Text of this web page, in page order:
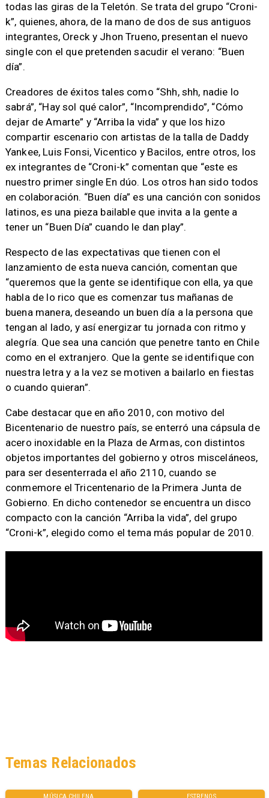
todas las giras de la Teletón. Se trata del grupo “Croni-
k”, quienes, ahora, de la mano de dos de sus antiguos
integrantes, Oreck y Jhon Trueno, presentan el nuevo
single con el que pretenden sacudir el verano: “Buen
día”.
Creadores de éxitos tales como “Shh, shh, nadie lo
sabrá”, “Hay sol qué calor”, “Incomprendido”, “Cómo
dejar de Amarte” y “Arriba la vida” y que los hizo
compartir escenario con artistas de la talla de Daddy
Yankee, Luis Fonsi, Vicentico y Bacilos, entre otros, los
ex integrantes de “Croni-k” comentan que “este es
nuestro primer single En dúo. Los otros han sido todos
en colaboración. “Buen día” es una canción con sonidos
latinos, es una pieza bailable que invita a la gente a
tener un “Buen Día” cuando le dan play”.
Respecto de las expectativas que tienen con el
lanzamiento de esta nueva canción, comentan que
“queremos que la gente se identifique con ella, ya que
habla de lo rico que es comenzar tus mañanas de
buena manera, deseando un buen día a la persona que
tengan al lado, y así energizar tu jornada con ritmo y
alegría. Que sea una canción que penetre tanto en Chile
como en el extranjero. Que la gente se identifique con
nuestra letra y a la vez se motiven a bailarlo en fiestas
o cuando quieran”.
Cabe destacar que en año 2010, con motivo del
Bicentenario de nuestro país, se enterró una cápsula de
acero inoxidable en la Plaza de Armas, con distintos
objetos importantes del gobierno y otros misceláneos,
para ser desenterrada el año 2110, cuando se
conmemore el Tricentenario de la Primera Junta de
Gobierno. En dicho contenedor se encuentra un disco
compacto con la canción “Arriba la vida”, del grupo
“Croni-k”, elegido como el tema más popular de 2010.
MÚSICA CHILENA ESTRENOS
Temas Relacionados